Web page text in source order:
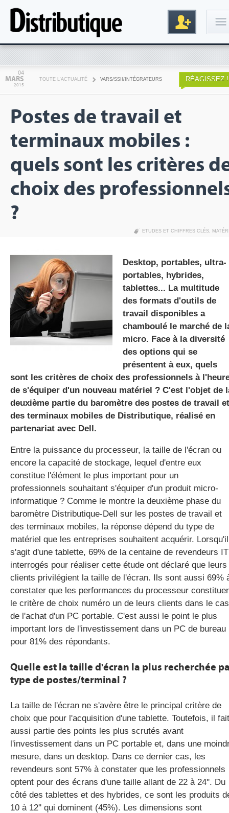
Inscription
gratuite
04
MARS
2015
TOUTE L'ACTUALITÉ VARS/SSII/INTÉGRATEURS RÉAGISSEZ !
Postes de travail et
terminaux mobiles :
quels sont les critères
choix des
?
ETUDES ET CHIFFRES CLÉS,
Desktop, portables, ultra-
portables, hybrides,
tablettes... La multitude
des formats d'outils de
travail disponibles a
chamboulé le marché de
micro. Face à la diversité
des options qui se
présentent à eux, quels
sont les critères de choix des professionnels à
de s'équiper d'un nouveau matériel ? C'est l'objet de
deuxième partie du baromètre des postes de travail et
des terminaux mobiles de Distributique, réalisé en
partenariat avec Dell.
Entre la puissance du processeur, la taille de l'écran ou
encore la capacité de stockage, lequel d'entre eux
constitue l'élément le plus important pour un
professionnels souhaitant s'équiper d'un produit micro-
informatique ? Comme le montre la deuxième phase du
baromètre Distributique-Dell sur les postes de travail et
des terminaux mobiles, la réponse dépend du type de
matériel que les entreprises souhaitent acquérir. Lorsqu'il
s'agit d'une tablette, 69% de la centaine de revendeurs IT
interrogés pour réaliser cette étude ont déclaré que leurs
clients privilégient la taille de l'écran. Ils sont aussi 69%
constater que les performances du processeur
le critère de choix numéro un de leurs clients dans le cas
de l'achat d'un PC portable. C'est aussi le point le plus
important lors de l'investissement dans un PC de bureau
pour 81% des répondants.
Quelle est la taille d'écran la plus recherchée
type de postes/terminal ?
La taille de l'écran ne s'avère être le principal critère de
choix que pour l'acquisition d'une tablette. Toutefois, il fait
aussi partie des points les plus scrutés avant
l'investissement dans un PC portable et, dans une
mesure, dans un desktop. Dans ce dernier cas, les
revendeurs sont 57% à constater que les professionnels
optent pour des écrans d'une taille allant de 22 à 24''. Du
côté des tablettes et des hybrides, ce sont les produits
10 à 12'' qui dominent (45%). Les dimensions sont